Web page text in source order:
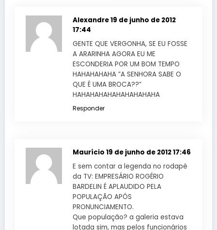
Alexandre19 de junho de 2012
17:44
GENTE QUE VERGONHA, SE EU FOSSE
A ARARINHA AGORA EU ME
ESCONDERIA POR UM BOM TEMPO
HAHAHAHAHA ”A SENHORA SABE O
QUE É UMA BROCA??”
HAHAHAHAHAHAHAHAHAHA
Responder
Maurício 19 de junho de 2012 17:46
E sem contar a legenda no rodapé
da TV: EMPRESÁRIO ROGÉRIO
BARDELIN É APLAUDIDO PELA
POPULAÇÃO APÓS
PRONUNCIAMENTO.
Que população? a galeria estava
lotada sim, mas pelos funcionários